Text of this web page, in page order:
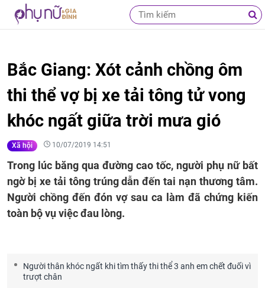
Bắc Giang: Xót cảnh chồng ôm
thi thể vợ bị xe tải tông tử vong
khóc ngất giữa trời mưa gió
Xã hội 10/07/2019 14:51
Trong lúc băng qua đường cao tốc, người phụ nữ bất
ngờ bị xe tải tông trúng dẫn đến tai nạn thương tâm.
Người chồng đến đón vợ sau ca làm đã chứng kiến
toàn bộ vụ việc đau lòng.
Người thân khóc ngất khi tìm thấy thi thể 3 anh em chết đuối vì
trượt chân